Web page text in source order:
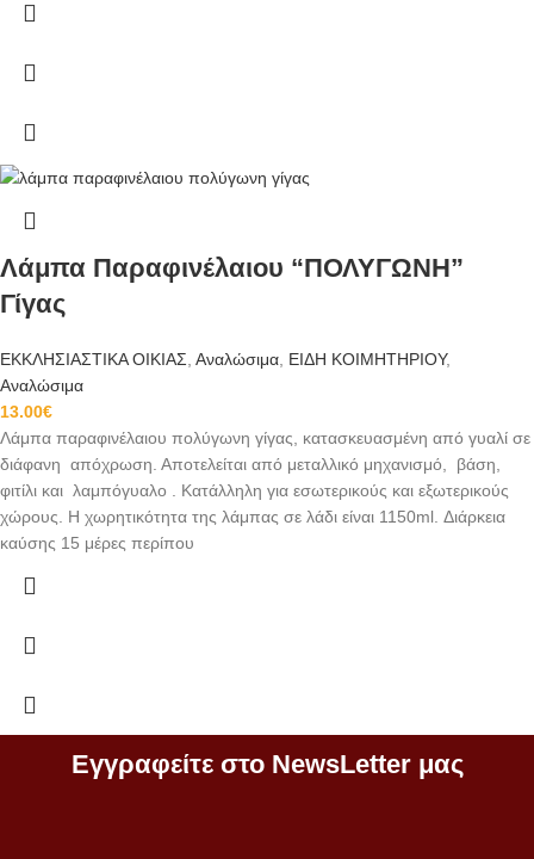
Λάμπα Παραφινέλαιου “ΠΟΛΥΓΩΝΗ”
Γίγας
ΕΚΚΛΗΣΙΑΣΤΙΚΑ ΟΙΚΙΑΣ Αναλώσιμα ΕΙΔΗ ΚΟΙΜΗΤΗΡΙΟΥ,
Αναλώσιμα
13.00€
Λάμπα παραφινέλαιου πολύγωνη γίγας, κατασκευασμένη από γυαλί σε
διάφανη απόχρωση. Αποτελείται από μεταλλικό μηχανισμό, βάση,
φιτίλι και λαμπόγυαλο . Κατάλληλη για εσωτερικούς και εξωτερικούς
χώρους.
Η χωρητικότητα της λάμπας σε λάδι είναι 1150ml. Διάρκεια
καύσης 15 μέρες περίπου
Εγγραφείτε στο NewsLetter μας